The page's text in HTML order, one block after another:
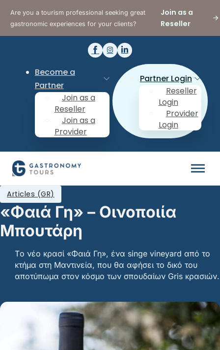
Are you a tourism professional seeking great
gastronomic experiences for your clients?
Join as a
Reseller
Become a
Partner
Join as a
Reseller
Join as a
Provider
Partner Login
Reseller
Login
Provider
Login
«Φαιά Γη» – Οινοποιία
Μπουτάρη
Articles (GR)
Τo νέο κρασί «Φαιά Γη», ένα singe vineyard από το
κτήμα στη Μαντινεία, που θα αφήσει το δικό του
αποτύπωμα στον κόσμο των σπουδαίων Gris κρασιών.